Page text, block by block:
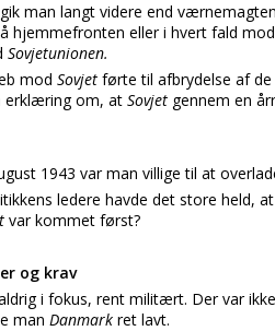
man langt videre end
hjemmefronten eller i hvert fald
Sovjetunionen.
mod Sovjet førte til afbrydelse af
erklæring om, at Sovjet gennem en
1943 var man villige til at
ledere havde det store held,
var kommet først?
og krav
i fokus, rent militært. Der var
man Danmark ret lavt.